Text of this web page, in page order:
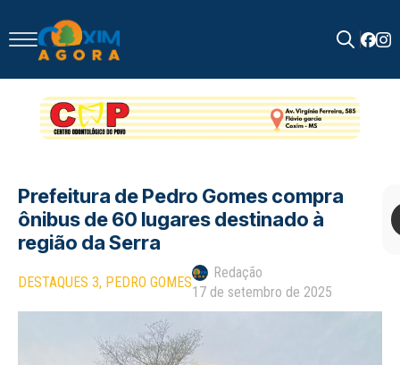
for:
Prefeitura de Pedro Gomes compra
ônibus de 60 lugares destinado à
região da Serra
DESTAQUES 3 PEDRO GOMES
Redação
17 de setembro de 2025